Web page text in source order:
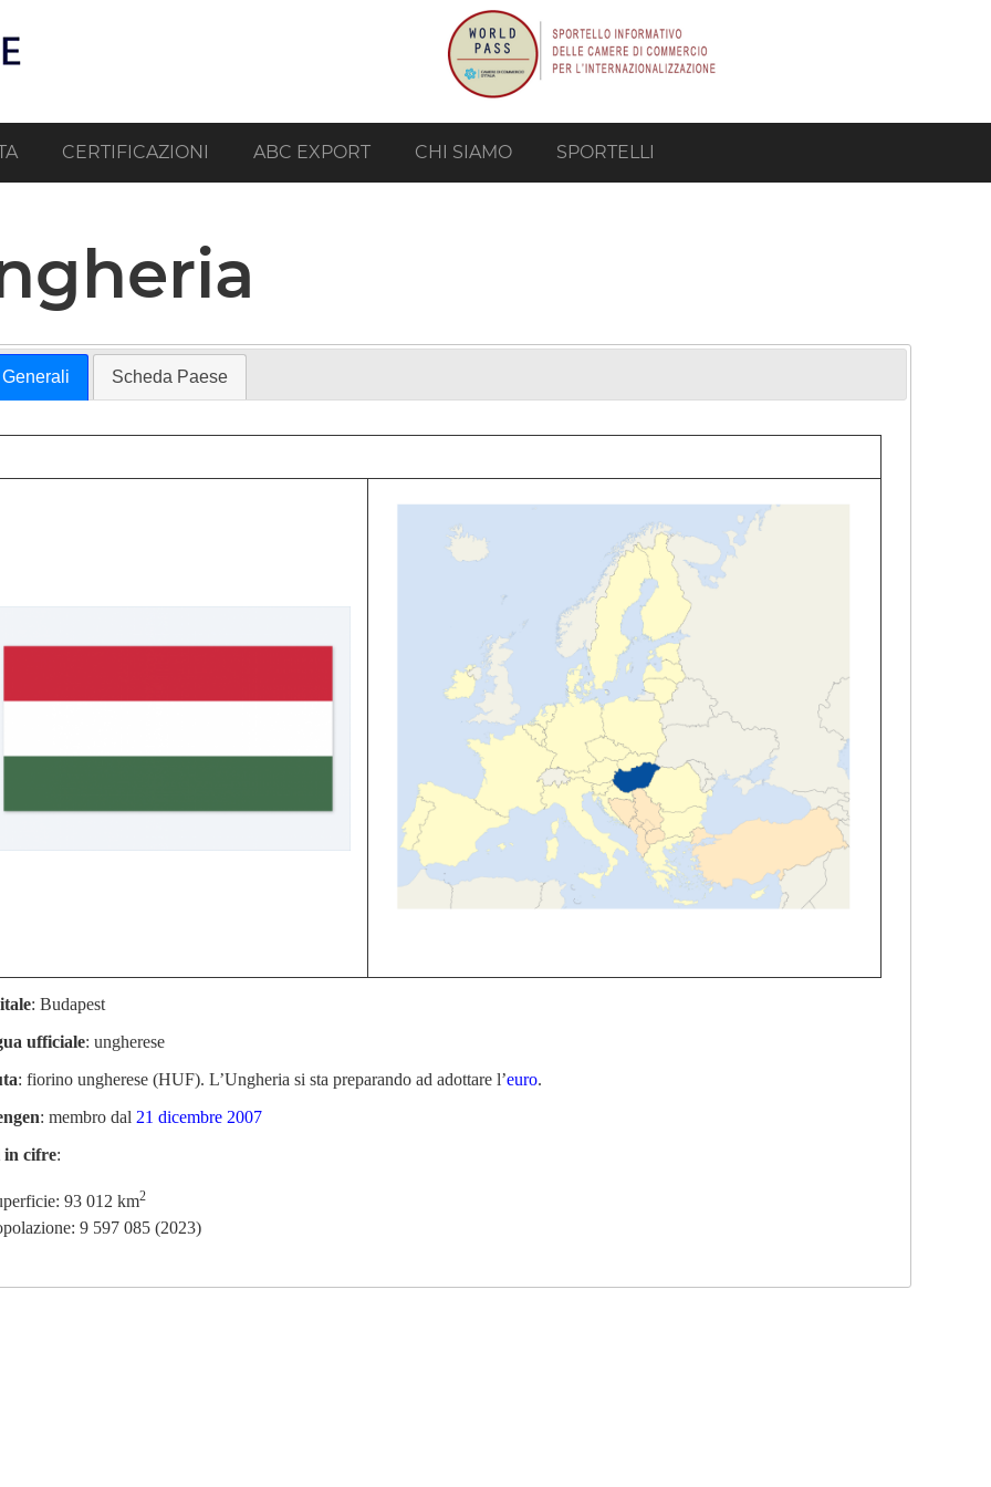
CERTIFICAZIONI ABC EXPORT CHI SIAMO SPORTELLI
Scheda Paese
: Budapest
ufficiale: ungherese
: fiorino ungherese (HUF). L’Ungheria si sta preparando ad adottare l’euro.
: membro dal 21 dicembre 2007
in cifre:
93 012 km2
9 597 085 (2023)